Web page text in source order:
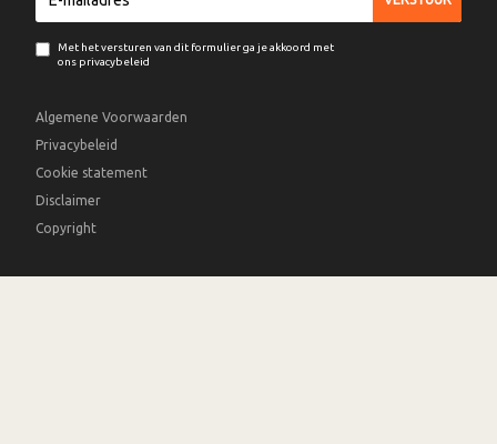
Met het versturen van dit formulier ga je akkoord met
ons privacybeleid
Algemene Voorwaarden
Privacybeleid
Cookie statement
Disclaimer
Copyright